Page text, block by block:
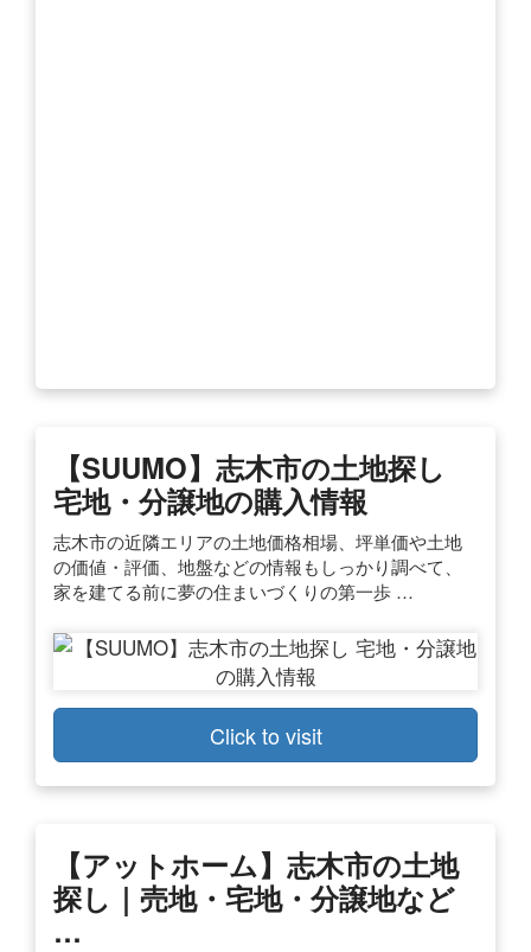
【SUUMO】志木市の土地探し
宅地・分譲地の購入情報
志木市の近隣エリアの土地価格相場、坪単価や土地
の価値・評価、地盤などの情報もしっかり調べて、
家を建てる前に夢の住まいづくりの第一歩 …
Click to visit
【アットホーム】志木市の土地
探し｜売地・宅地・分譲地など
…